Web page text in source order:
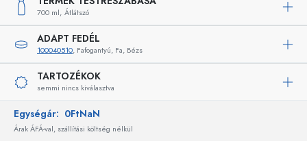
700 ml, Átlátszó
ADAPT FEDÉL
100040510, Fafogantyú, Fa, Bézs
TARTOZÉKOK
semmi nincs kiválasztva
Egységár: 0FtNaN
Árak ÁFÁ-val, szállítási költség nélkül